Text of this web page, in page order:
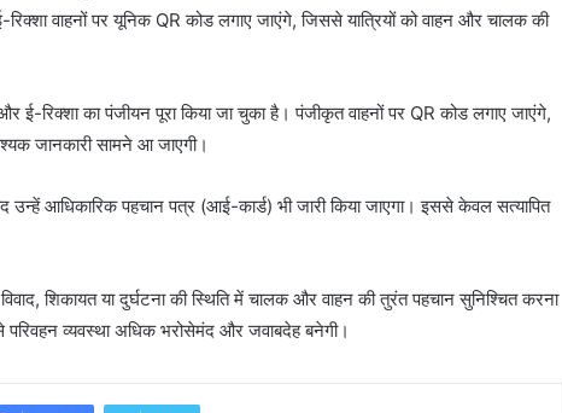
वाहनों पर यूनिक QR कोड लगाए जाएंगे, जिससे यात्रियों को वाहन और चालक की
रिक्शा का पंजीयन पूरा किया जा चुका है। पंजीकृत वाहनों पर QR कोड लगाए जाएंगे,
जानकारी सामने आ जाएगी।
उन्हें आधिकारिक पहचान पत्र (आई-कार्ड) भी जारी किया जाएगा। इससे केवल सत्यापित
विवाद, शिकायत या दुर्घटना की स्थिति में चालक और वाहन की तुरंत पहचान सुनिश्चित करना
परिवहन व्यवस्था अधिक भरोसेमंद और जवाबदेह बनेगी।